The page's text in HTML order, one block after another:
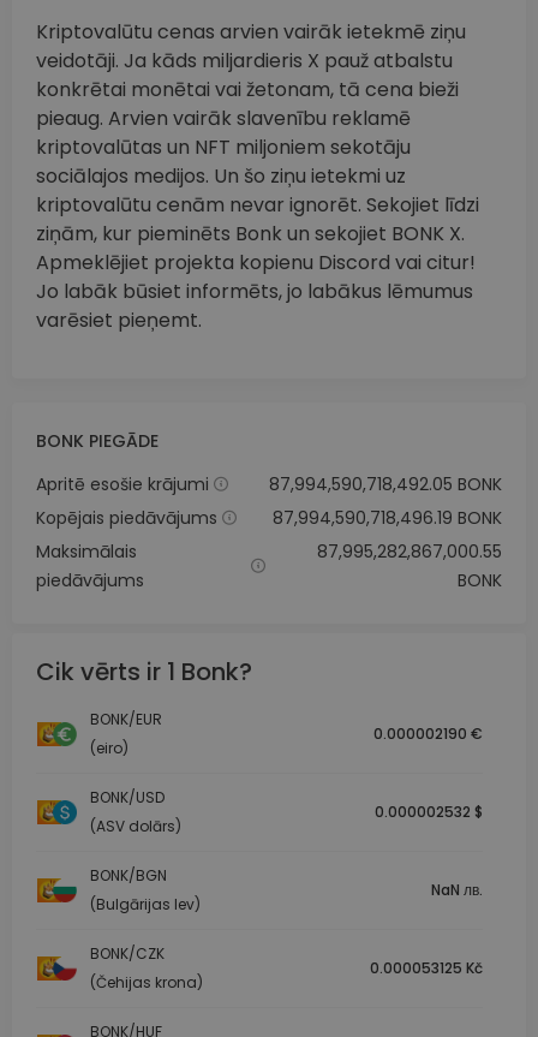
Kriptovalūtu cenas arvien vairāk ietekmē ziņu
veidotāji. Ja kāds miljardieris X pauž atbalstu
konkrētai monētai vai žetonam, tā cena bieži
pieaug. Arvien vairāk slavenību reklamē
kriptovalūtas un NFT miljoniem sekotāju
sociālajos medijos. Un šo ziņu ietekmi uz
kriptovalūtu cenām nevar ignorēt. Sekojiet līdzi
ziņām, kur pieminēts Bonk un sekojiet BONK X.
Apmeklējiet projekta kopienu Discord vai citur!
Jo labāk būsiet informēts, jo labākus lēmumus
varēsiet pieņemt.
BONK PIEGĀDE
Apritē esošie krājumi
87,994,590,718,492.05 BONK
Kopējais piedāvājums
87,994,590,718,496.19 BONK
Maksimālais
piedāvājums
87,995,282,867,000.55
BONK
Cik vērts ir 1 Bonk?
BONK/EUR
(eiro)
0.000002190 €
BONK/USD
(ASV dolārs)
0.000002532 $
BONK/BGN
(Bulgārijas lev)
NaN лв.
BONK/CZK
(Čehijas krona)
0.000053125 Kč
BONK/HUF